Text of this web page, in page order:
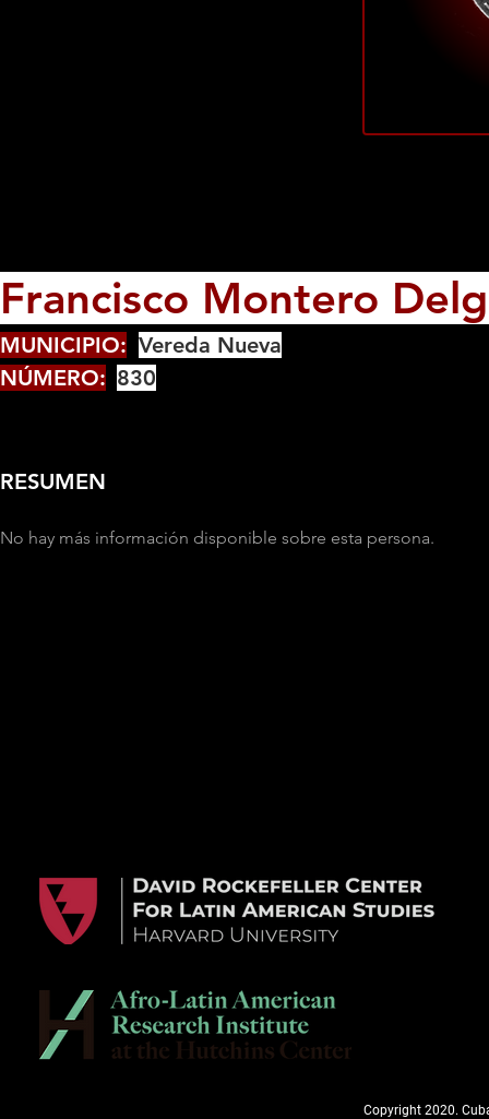
Francisco Montero
MUNICIPIO: Vereda Nueva
NÚMERO: 830
RESUMEN
No hay más información disponible sobre esta persona.
Copyright 2020.